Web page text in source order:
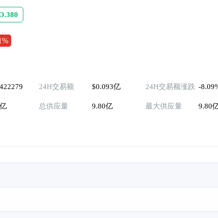
24H交易额 $0.093亿 24H交易额涨跌 -
总供应量 9.80亿 最大供应量 9.80